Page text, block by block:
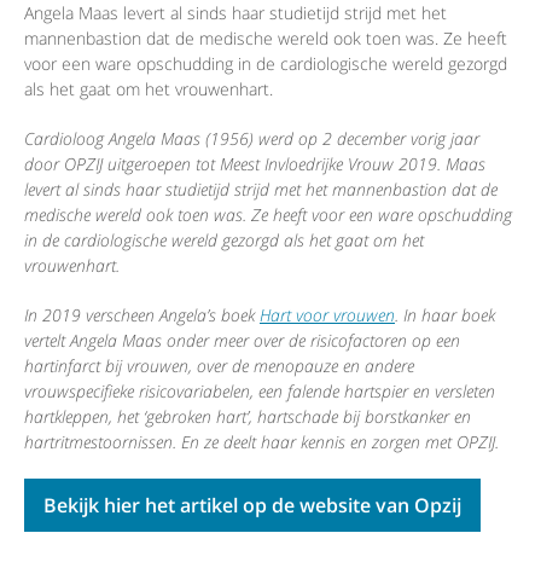
Angela Maas levert al sinds haar studietijd strijd met het
mannenbastion dat de medische wereld ook toen was. Ze heeft
voor een ware opschudding in de cardiologische wereld gezorgd
als het gaat om het vrouwenhart.
Cardioloog Angela Maas (1956) werd op 2 december vorig jaar
door OPZIJ uitgeroepen tot Meest Invloedrijke Vrouw 2019. Maas
levert al sinds haar studietijd strijd met het mannenbastion dat de
medische wereld ook toen was. Ze heeft voor een ware opschudding
in de cardiologische wereld gezorgd als het gaat om het
vrouwenhart.
In 2019 verscheen Angela’s boekHart voor vrouwen. In haar boek
vertelt Angela Maas onder meer over de risicofactoren op een
hartinfarct bij vrouwen, over de menopauze en andere
vrouwspecifieke risicovariabelen, een falende hartspier en versleten
hartkleppen, het ‘gebroken hart’, hartschade bij borstkanker en
hartritmestoornissen. En ze deelt haar kennis en zorgen met OPZIJ.
Bekijk hier het artikel op de website van Opzij